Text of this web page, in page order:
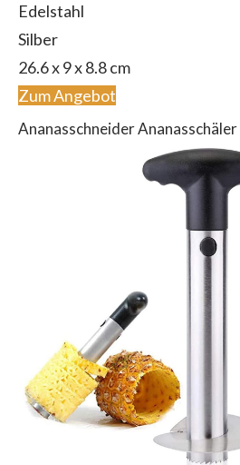
Edelstahl
Silber
26.6 x 9 x 8.8 cm
Zum Angebot
Ananasschneider Ananasschäler